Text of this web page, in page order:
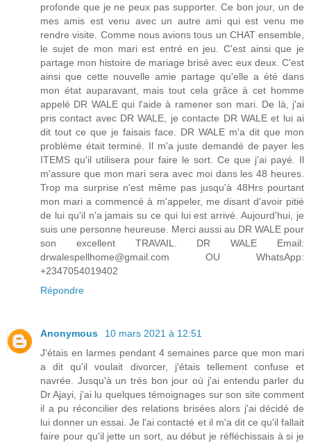
profonde que je ne peux pas supporter. Ce bon jour, un de
mes amis est venu avec un autre ami qui est venu me
rendre visite. Comme nous avions tous un CHAT ensemble,
le sujet de mon mari est entré en jeu. C'est ainsi que je
partage mon histoire de mariage brisé avec eux deux. C'est
ainsi que cette nouvelle amie partage qu'elle a été dans
mon état auparavant, mais tout cela grâce à cet homme
appelé DR WALE qui l'aide à ramener son mari. De là, j'ai
pris contact avec DR WALE, je contacte DR WALE et lui ai
dit tout ce que je faisais face. DR WALE m'a dit que mon
problème était terminé. Il m'a juste demandé de payer les
ITEMS qu'il utilisera pour faire le sort. Ce que j'ai payé. Il
m'assure que mon mari sera avec moi dans les 48 heures.
Trop ma surprise n'est même pas jusqu'à 48Hrs pourtant
mon mari a commencé à m'appeler, me disant d'avoir pitié
de lui qu'il n'a jamais su ce qui lui est arrivé. Aujourd'hui, je
suis une personne heureuse. Merci aussi au DR WALE pour
son excellent TRAVAIL. DR WALE Email:
drwalespellhome@gmail.com OU WhatsApp:
+2347054019402
Répondre
Anonymous
10 mars 2021 à 12:51
J'étais en larmes pendant 4 semaines parce que mon mari
a dit qu'il voulait divorcer, j'étais tellement confuse et
navrée. Jusqu'à un très bon jour où j'ai entendu parler du
Dr Ajayi, j'ai lu quelques témoignages sur son site comment
il a pu réconcilier des relations brisées alors j'ai décidé de
lui donner un essai. Je l'ai contacté et il m'a dit ce qu'il fallait
faire pour qu'il jette un sort, au début je réfléchissais à si je